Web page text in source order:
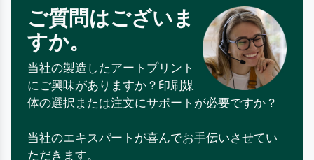
ご質問はございま
すか。
当社の製造したアートプリント
にご興味がありますか？印刷媒
体の選択または注文にサポートが必要ですか？
当社のエキスパートが喜んでお手伝いさせてい
ただきます。